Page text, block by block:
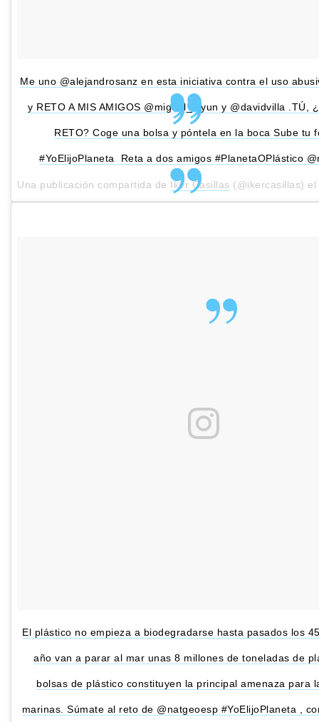
Me uno @alejandrosanz en esta iniciativa contra el uso
y RETO A MIS AMIGOS @miguel_layun y @davidvilla .TÚ,
RETO? Coge una bolsa y póntela en la boca Sube tu
#YoElijoPlaneta Reta a dos amigos #PlanetaOPlástico
Una publicación compartida de Iker Casillas (@ikercasillas) el
El plástico no empieza a biodegradarse hasta pasados los
año van a parar al mar unas 8 millones de toneladas de
bolsas de plástico constituyen la principal amenaza para
marinas. Súmate al reto de @natgeoesp #YoElijoPlaneta ,